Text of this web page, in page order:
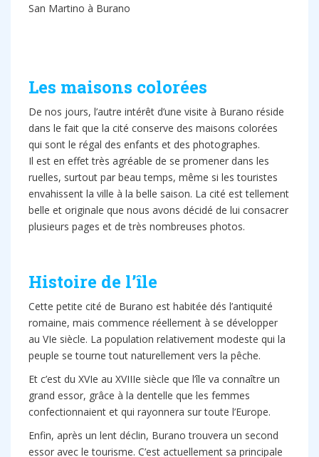
San Martino à Burano
Les maisons colorées
De nos jours, l’autre intérêt d’une visite à Burano réside
dans le fait que la cité conserve des maisons colorées
qui sont le régal des enfants et des photographes.
Il est en effet très agréable de se promener dans les
ruelles, surtout par beau temps, même si les touristes
envahissent la ville à la belle saison. La cité est tellement
belle et originale que nous avons décidé de lui consacrer
plusieurs pages et de très nombreuses photos.
Histoire de l’île
Cette petite cité de Burano est habitée dés l’antiquité
romaine, mais commence réellement à se développer
au VIe siècle. La population relativement modeste qui la
peuple se tourne tout naturellement vers la pêche.
Et c’est du XVIe au XVIIIe siècle que l’île va connaître un
grand essor, grâce à la dentelle que les femmes
confectionnaient et qui rayonnera sur toute l’Europe.
Enfin, après un lent déclin, Burano trouvera un second
essor avec le tourisme. C’est actuellement sa principale